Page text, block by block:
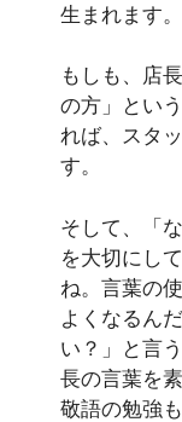
生まれます。
もしも、店
の方」とい
れば、スタ
す。
そして、「
を大切にし
ね。言葉の
よくなるん
い？」と言
長の言葉を
敬語の勉強